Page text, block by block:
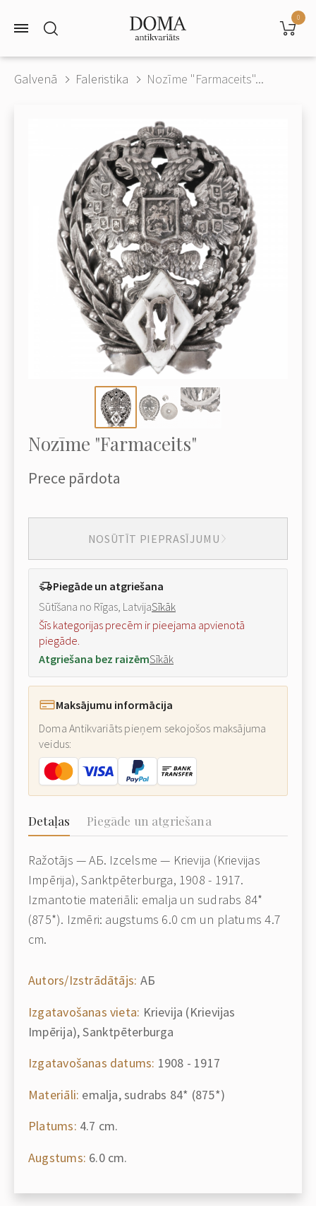
0
Galvenā Faleristika Nozīme "Farmaceits"...
Nozīme "Farmaceits"
Prece pārdota
NOSŪTĪT PIEPRASĪJUMU
Piegāde un atgriešana
Sūtīšana no Rīgas, LatvijaSīkāk
Šīs kategorijas precēm ir pieejama apvienotā
piegāde.
Atgriešana bez raizēmSīkāk
Maksājumu informācija
Doma Antikvariāts pieņem sekojošos maksājuma
veidus:
Detaļas Piegāde un atgriešana
Ražotājs — АБ. Izcelsme — Krievija (Krievijas
Impērija), Sanktpēterburga, 1908 - 1917.
Izmantotie materiāli: emalja un sudrabs 84*
(875*). Izmēri: augstums 6.0 cm un platums 4.7
cm.
Autors/Izstrādātājs: АБ
Izgatavošanas vieta: Krievija (Krievijas
Impērija), Sanktpēterburga
Izgatavošanas datums: 1908 - 1917
Materiāli: emalja, sudrabs 84* (875*)
Platums: 4.7 cm.
Augstums: 6.0 cm.